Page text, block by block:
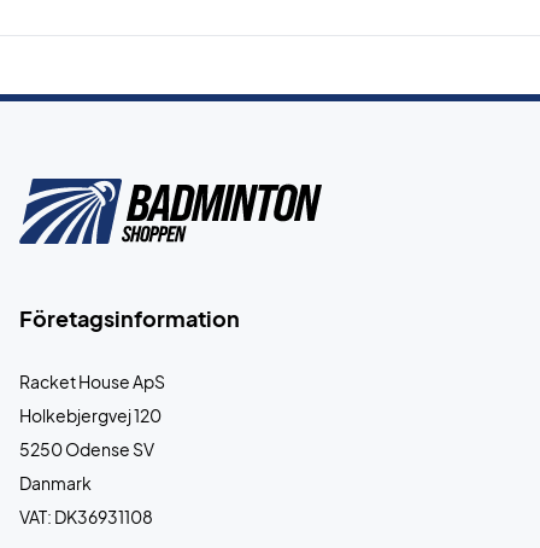
Företagsinformation
Racket House ApS
Holkebjergvej 120
5250 Odense SV
Danmark
VAT: DK36931108